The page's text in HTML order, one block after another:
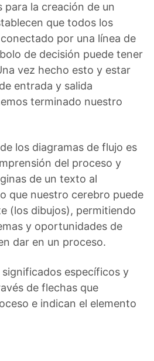
para la creación de un
que todos los
por una línea de
de decisión puede tener
vez hecho esto y estar
entrada y salida
terminado nuestro
los diagramas de flujo es
del proceso y
de un texto al
que nuestro cerebro puede
(los dibujos), permitiendo
y oportunidades de
dar en un proceso.
específicos y
de flechas que
e indican el elemento